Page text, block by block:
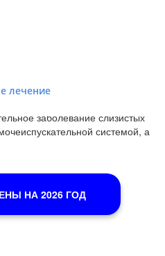
лечение
области
заболевание слизистых
системой, а
НА 2026 ГОД